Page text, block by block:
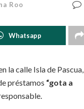
Roo
Whatsapp
la calle Isla de Pascua,
préstamos “gota a